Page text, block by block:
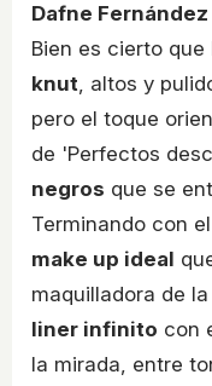
Dafne Fernández
Bien es cierto
knut, altos y
pero el toque
de 'Perfectos
negros que se
Terminando con
make up ideal
maquilladora de
liner infinito con
la mirada, entre